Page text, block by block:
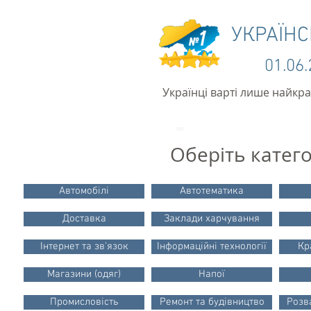
Українці варті лише
Оберіть
Автомобілі Автотематика
Доставка Заклади харчування
Інтернет та зв'язок Інформаційні технології
Магазини (одяг) Напої
Промисловість Ремонт та будівництво